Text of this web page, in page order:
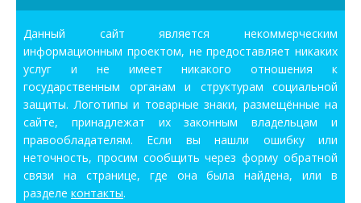
Данный сайт является некоммерческим
информационным проектом, не предоставляет никаких
услуг и не имеет никакого отношения к
государственным органам и структурам социальной
защиты. Логотипы и товарные знаки, размещённые на
сайте, принадлежат их законным владельцам и
правообладателям. Если вы нашли ошибку или
неточность, просим сообщить через форму обратной
связи на странице, где она была найдена, или в
разделе контакты.